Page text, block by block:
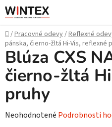
Prejsť
na
obsah
Domov
/Pracovné odevy/Reflexné
pánska, čierno-žltá Hi-Vis, reflexné
Blúza CXS
čierno-žltá
pruhy
Priemerné
Neohodnotené Podrobnosti